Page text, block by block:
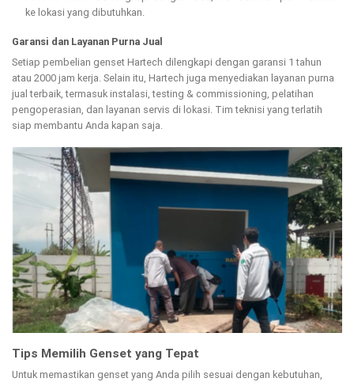
ke lokasi yang dibutuhkan.
Garansi dan Layanan Purna Jual
Setiap pembelian genset Hartech dilengkapi dengan garansi 1 tahun
atau 2000 jam kerja. Selain itu, Hartech juga menyediakan layanan purna
jual terbaik, termasuk instalasi, testing & commissioning, pelatihan
pengoperasian, dan layanan servis di lokasi. Tim teknisi yang terlatih
siap membantu Anda kapan saja.
Tips Memilih Genset yang Tepat
Untuk memastikan genset yang Anda pilih sesuai dengan kebutuhan,